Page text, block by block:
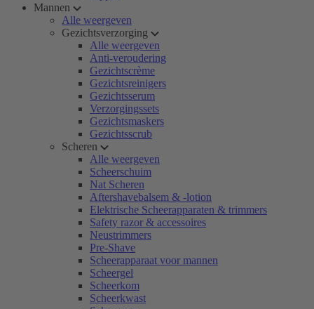
Mannen
Alle weergeven
Gezichtsverzorging
Alle weergeven
Anti-veroudering
Gezichtscrème
Gezichtsreinigers
Gezichtsserum
Verzorgingssets
Gezichtsmaskers
Gezichtsscrub
Scheren
Alle weergeven
Scheerschuim
Nat Scheren
Aftershavebalsem & -lotion
Elektrische Scheerapparaten & trimmers
Safety razor & accessoires
Neustrimmers
Pre-Shave
Scheerapparaat voor mannen
Scheergel
Scheerkom
Scheerkwast